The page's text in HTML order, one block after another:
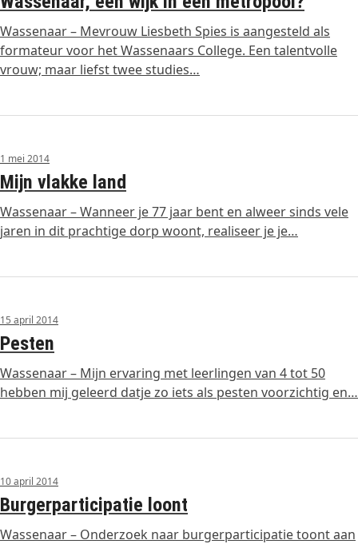
Wassenaar – Mevrouw Liesbeth Spies is aangesteld als
formateur voor het Wassenaars College. Een talentvolle
vrouw; maar liefst twee studies…
1 mei 2014
Mijn vlakke land
Wassenaar – Wanneer je 77 jaar bent en alweer sinds vele
jaren in dit prachtige dorp woont, realiseer je je…
15 april 2014
Pesten
Wassenaar – Mijn ervaring met leerlingen van 4 tot 50
hebben mij geleerd datje zo iets als pesten voorzichtig en…
10 april 2014
Burgerparticipatie loont
Wassenaar – Onderzoek naar burgerparticipatie toont aan